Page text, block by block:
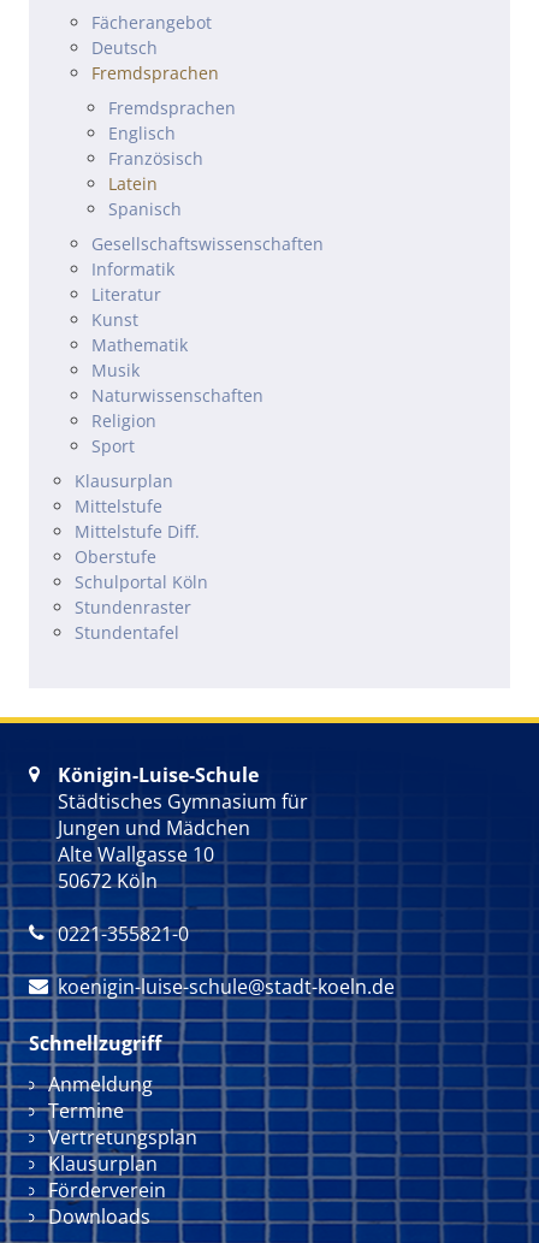
Fächerangebot
Deutsch
Fremdsprachen
Fremdsprachen
Englisch
Französisch
Latein
Spanisch
Gesellschafts­wissenschaften
Informatik
Literatur
Kunst
Mathematik
Musik
Natur­wissenschaften
Religion
Sport
Klausurplan
Mittelstufe
Mittelstufe Diff.
Oberstufe
Schulportal Köln
Stundenraster
Stundentafel

Königin-Luise-Schule
Städtisches Gymnasium für
Jungen und Mädchen
Alte Wallgasse 10
50672 Köln
 0221-355821-0
 koenigin-luise-schule@stadt-koeln.de
Schnellzugriff
Navigation überspringen
Anmeldung
Termine
Vertretungsplan
Klausurplan
Förderverein
Downloads